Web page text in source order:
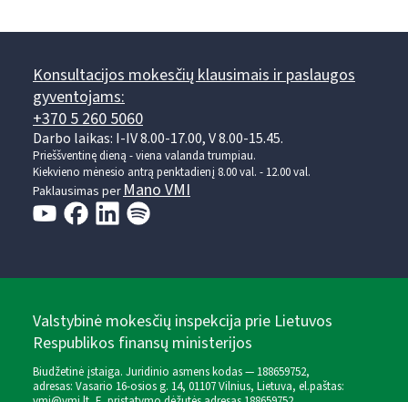
Konsultacijos mokesčių klausimais ir paslaugos
gyventojams:
+370 5 260 5060
Darbo laikas: I-IV 8.00-17.00, V 8.00-15.45.
Prieššventinę dieną - viena valanda trumpiau.
Kiekvieno mėnesio antrą penktadienį 8.00 val. - 12.00 val.
Paklausimas perMano VMI
Valstybinė mokesčių inspekcija prie Lietuvos
Respublikos finansų ministerijos
Biudžetinė įstaiga. Juridinio asmens kodas — 188659752,
adresas: Vasario 16-osios g. 14, 01107 Vilnius, Lietuva, el.paštas: